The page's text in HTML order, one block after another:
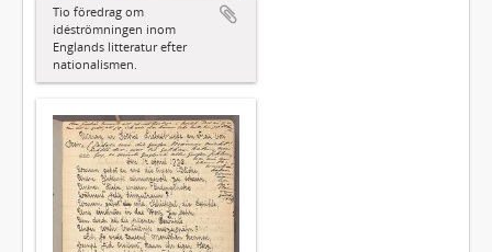
Tio föredrag om
idéströmningen inom
Englands litteratur efter
nationalismen.